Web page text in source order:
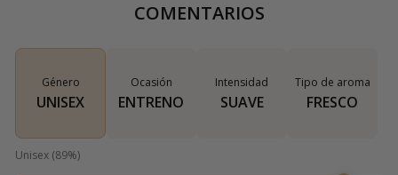
COMENTARIOS
Género
UNISEX
Ocasión
ENTRENO
Intensidad
SUAVE
Tipo de aroma
FRESCO
Unisex (89%)